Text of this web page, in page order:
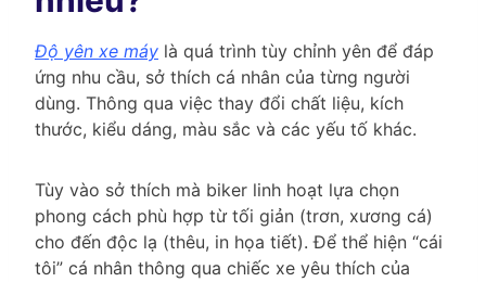
Độ yên xe máy là quá trình tùy chỉnh yên để đáp
ứng nhu cầu, sở thích cá nhân của từng người
dùng. Thông qua việc thay đổi chất liệu, kích
thước, kiểu dáng, màu sắc và các yếu tố khác.
Tùy vào sở thích mà biker linh hoạt lựa chọn
phong cách phù hợp từ tối giản (trơn, xương cá)
cho đến độc lạ (thêu, in họa tiết). Để thể hiện “cái
tôi” cá nhân thông qua chiếc xe yêu thích của